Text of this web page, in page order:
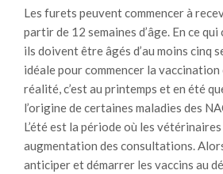
Les furets peuvent commencer à
partir de 12 semaines d’âge. En ce
ils doivent être âgés d’au moins cinq
idéale pour commencer la vaccination
réalité, c’est au printemps et en été
l’origine de certaines maladies des
L’été est la période où les
augmentation des consultations.
anticiper et démarrer les vaccins au